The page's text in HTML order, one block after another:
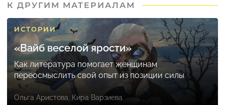
К ДРУГИМ МАТЕРИАЛАМ
ИСТОРИИ
«Вайб веселой ярости»
Как литература помогает женщинам
переосмыслить свой опыт из позиции силы
Ольга Аристова Кира Варзиева